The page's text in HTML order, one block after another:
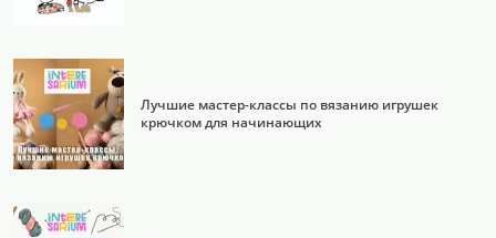
Лучшие мастер-классы по вязанию игрушек
крючком для начинающих